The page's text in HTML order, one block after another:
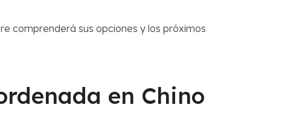
comprenderá sus opciones y los próximos
en Chino